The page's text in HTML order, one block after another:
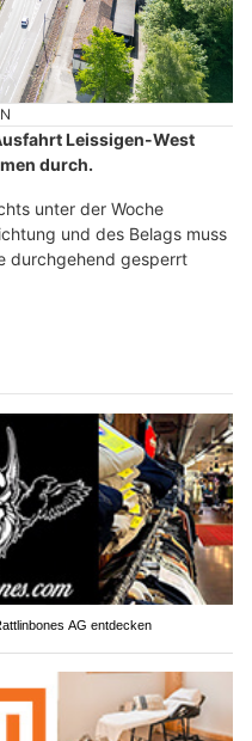
Leissigen-West
durch.
unter der Woche
und des Belags muss
durchgehend gesperrt
AG entdecken